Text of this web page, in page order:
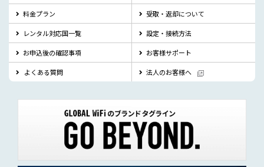
料金プラン 受取・返却について
レンタル対応国一覧 設定・接続方法
お申込後の確認事項 お客様サポート
よくある質問 法人のお客様へ